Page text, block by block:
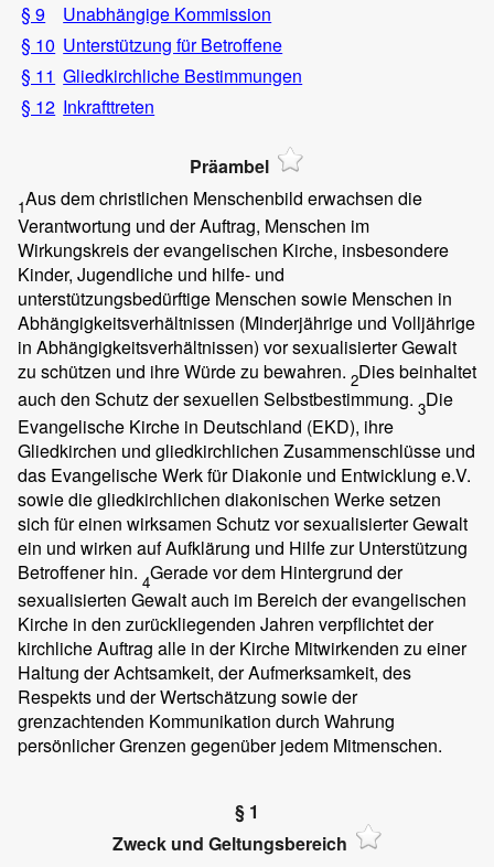
§ 9
Unabhängige Kommission
§ 10 Unterstützung für Betroffene
§ 11 Gliedkirchliche Bestimmungen
§ 12 Inkrafttreten
Präambel
1Aus dem christlichen Menschenbild erwachsen die
Verantwortung und der Auftrag, Menschen im
Wirkungskreis der evangelischen Kirche, insbesondere
Kinder, Jugendliche und hilfe- und
unterstützungsbedürftige Menschen sowie Menschen in
Abhängigkeitsverhältnissen (Minderjährige und Volljährige
in Abhängigkeitsverhältnissen) vor sexualisierter Gewalt
zu schützen und ihre Würde zu bewahren. 2Dies beinhaltet
auch den Schutz der sexuellen Selbstbestimmung. 3Die
Evangelische Kirche in Deutschland (EKD), ihre
Gliedkirchen und gliedkirchlichen Zusammenschlüsse und
das Evangelische Werk für Diakonie und Entwicklung e.V.
sowie die gliedkirchlichen diakonischen Werke setzen
sich für einen wirksamen Schutz vor sexualisierter Gewalt
ein und wirken auf Aufklärung und Hilfe zur Unterstützung
Betroffener hin. 4Gerade vor dem Hintergrund der
sexualisierten Gewalt auch im Bereich der evangelischen
Kirche in den zurückliegenden Jahren verpflichtet der
kirchliche Auftrag alle in der Kirche Mitwirkenden zu einer
Haltung der Achtsamkeit, der Aufmerksamkeit, des
Respekts und der Wertschätzung sowie der
grenzachtenden Kommunikation durch Wahrung
persönlicher Grenzen gegenüber jedem Mitmenschen.
§ 1
Zweck und Geltungsbereich